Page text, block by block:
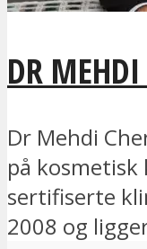
DR
Dr Mehdi
på
sertifiserte
2008 og